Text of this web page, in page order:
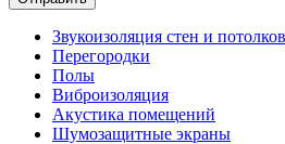
Звукоизоляция стен и потолков
Перегородки
Полы
Виброизоляция
Акустика помещений
Шумозащитные экраны